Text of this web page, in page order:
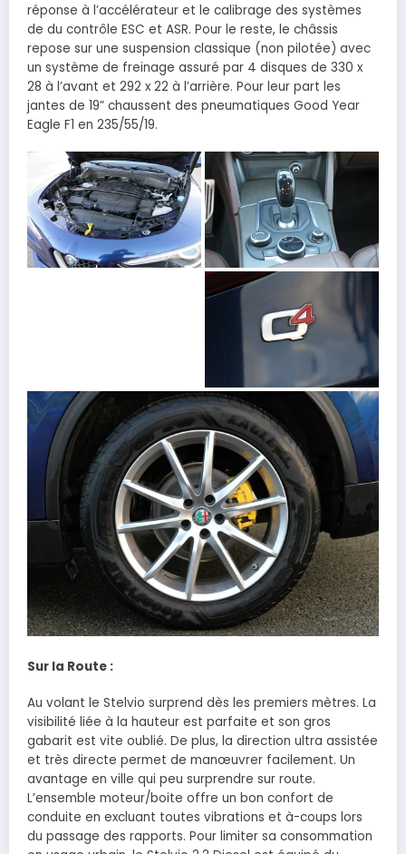
réponse à l’accélérateur et le calibrage des systèmes
de du contrôle ESC et ASR. Pour le reste, le châssis
repose sur une suspension classique (non pilotée) avec
un système de freinage assuré par 4 disques de 330 x
28 à l’avant et 292 x 22 à l’arrière. Pour leur part les
jantes de 19” chaussent des pneumatiques Good Year
Eagle F1 en 235/55/19.
Sur la Route :
Au volant le Stelvio surprend dès les premiers mètres. La
visibilité liée à la hauteur est parfaite et son gros
gabarit est vite oublié. De plus, la direction ultra assistée
et très directe permet de manœuvrer facilement. Un
avantage en ville qui peu surprendre sur route.
L’ensemble moteur/boite offre un bon confort de
conduite en excluant toutes vibrations et à-coups lors
du passage des rapports. Pour limiter sa consommation